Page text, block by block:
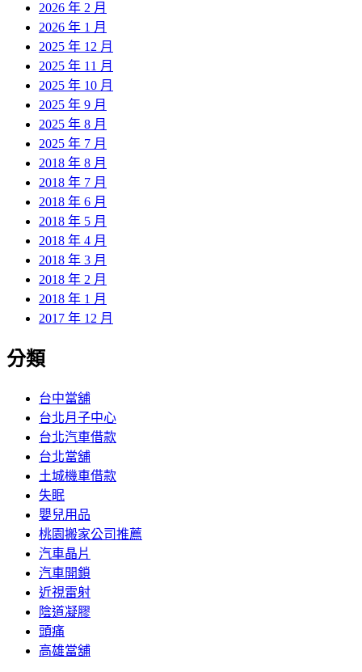
2026 年 2 月
2026 年 1 月
2025 年 12 月
2025 年 11 月
2025 年 10 月
2025 年 9 月
2025 年 8 月
2025 年 7 月
2018 年 8 月
2018 年 7 月
2018 年 6 月
2018 年 5 月
2018 年 4 月
2018 年 3 月
2018 年 2 月
2018 年 1 月
2017 年 12 月
分類
台中當舖
台北月子中心
台北汽車借款
台北當舖
土城機車借款
失眠
嬰兒用品
桃園搬家公司推薦
汽車晶片
汽車開鎖
近視雷射
陰道凝膠
頭痛
高雄當舖